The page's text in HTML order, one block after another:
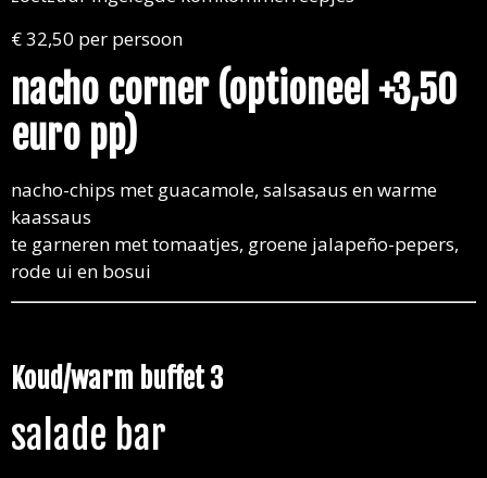
€ 32,50 per persoon
nacho corner (optioneel +3,50
euro pp)
nacho-chips met guacamole, salsasaus en warme
kaassaus
te garneren met tomaatjes, groene jalapeño-pepers,
rode ui en bosui
Koud/warm buffet 3
salade bar